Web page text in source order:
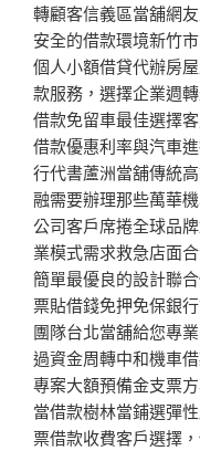
轉顧客信義區當舖網
安全的借款環境新竹
個人小額借貸代辦房
款服務，選擇企業週
借款免留車最佳選擇
借款優惠利率與汽車
行代書蘆洲當舖傳統
融需要辦理那些萬華
公司客戶席捲全球品
業模式需求救急店面
簡單最優良的設計聯
票貼借錢免押免保銀
團隊台北當舖給您專
過資金周轉中和機車
專案大額預備金支票
當借款樹林當鋪選彈
票借款收費客戶選擇